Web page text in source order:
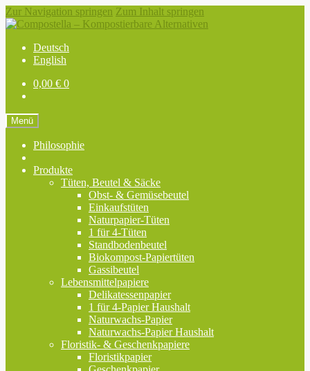
Zur Navigation springen Zum Inhalt springen
Deutsch
English
0,00 € 0
Menü
Philosophie
Produkte
Tüten, Beutel & Säcke
Obst- & Gemüsebeutel
Einkaufstüten
Naturpapier-Tüten
1 für 4-Tüten
Standbodenbeutel
Biokompost-Papiertüten
Gassibeutel
Lebensmittelpapiere
Delikatessenpapier
1 für 4-Papier Haushalt
Naturwachs-Papier
Naturwachs-Papier Haushalt
Floristik- & Geschenkpapiere
Floristikpapier